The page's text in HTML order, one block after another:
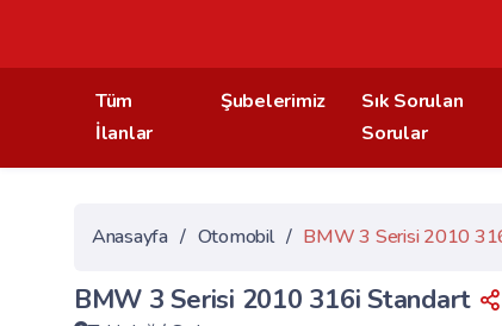
Tüm
İlanlar
Şubelerimiz
Sık Sorulan
Sorular
Anasayfa / Otomobil / BMW 3 Serisi 2010
BMW 3 Serisi 2010 316i Standart